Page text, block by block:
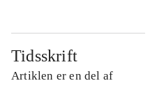
Tidsskrift
Artiklen er en del af